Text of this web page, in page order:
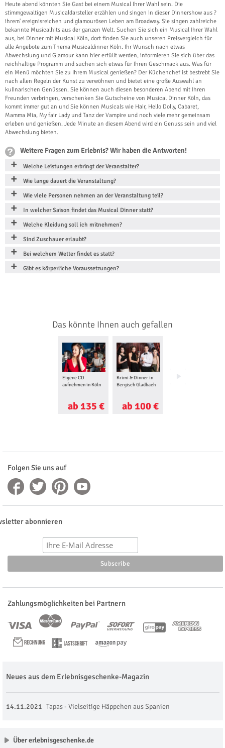
Heute abend könnten Sie Gast bei einem Musical Ihrer Wahl sein. Die
stimmgewaltigen Musicaldarsteller erzählen und singen in dieser Dinnershow aus ?
ihrem' ereignisreichen und glamourösen Leben am Broadway. Sie singen zahlreiche
bekannte Musicalhits aus der ganzen Welt. Suchen Sie sich ein Musical Ihrer Wahl
aus, bei Dinner mit Musical Köln, dort finden Sie auch unseren Preisvergleich für
alle Angebote zum Thema Musicaldinner Köln. Ihr Wunsch nach etwas
Abwechslung und Glamour kann hier erfüllt werden, informieren Sie sich über das
reichhaltige Programm und suchen sich etwas für Ihren Geschmack aus. Was für
ein Menü möchten Sie zu Ihrem Musical genießen? Der Küchenchef ist bestrebt Sie
nach allen Regeln der Kunst zu verwöhnen und bietet eine große Auswahl an
kulinarischen Genüssen. Sie können auch diesen besonderen Abend mit Ihren
Freunden verbringen, verschenken Sie Gutscheine von Musical Dinner Köln, das
kommt immer gut an und Sie können Musicals wie Hair, Hello Dolly, Cabaret,
Mamma Mia, My fair Lady und Tanz der Vampire und noch viele mehr gemeinsam
erleben und genießen. Jede Minute an diesem Abend wird ein Genuss sein und viel
Abwechslung bieten.
Weitere Fragen zum Erlebnis? Wir haben die Antworten!
Welche Leistungen erbringt der Veranstalter?
Wie lange dauert die Veranstaltung?
Wie viele Personen nehmen an der Veranstaltung teil?
In welcher Saison findet das Musical Dinner statt?
Welche Kleidung soll ich mitnehmen?
Sind Zuschauer erlaubt?
Bei welchem Wetter findet es statt?
Gibt es körperliche Voraussetzungen?
Das könnte Ihnen auch gefallen
Eigene CD
aufnehmen in Köln
ab 135 €
Krimi & Dinner in
Bergisch Gladbach
ab 100 €
DJ Workshop in
Folgen Sie uns auf
abonnieren
Zahlungsmöglichkeiten bei Partnern
Neues aus dem Erlebnisgeschenke-Magazin
14.11.2021 Tapas - Vielseitige Häppchen aus Spanien
Über erlebnisgeschenke.de